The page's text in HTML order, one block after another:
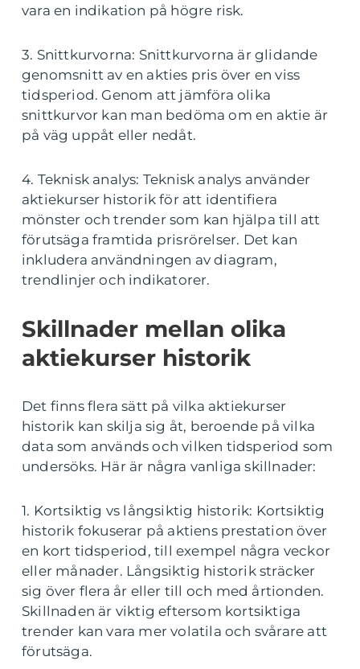
vara en indikation på högre risk.
3. Snittkurvorna: Snittkurvorna är glidande
genomsnitt av en akties pris över en viss
tidsperiod. Genom att jämföra olika
snittkurvor kan man bedöma om en aktie är
på väg uppåt eller nedåt.
4. Teknisk analys: Teknisk analys använder
aktiekurser historik för att identifiera
mönster och trender som kan hjälpa till att
förutsäga framtida prisrörelser. Det kan
inkludera användningen av diagram,
trendlinjer och indikatorer.
Skillnader mellan olika
aktiekurser historik
Det finns flera sätt på vilka aktiekurser
historik kan skilja sig åt, beroende på vilka
data som används och vilken tidsperiod som
undersöks. Här är några vanliga skillnader:
1. Kortsiktig vs långsiktig historik: Kortsiktig
historik fokuserar på aktiens prestation över
en kort tidsperiod, till exempel några veckor
eller månader. Långsiktig historik sträcker
sig över flera år eller till och med årtionden.
Skillnaden är viktig eftersom kortsiktiga
trender kan vara mer volatila och svårare att
förutsäga.